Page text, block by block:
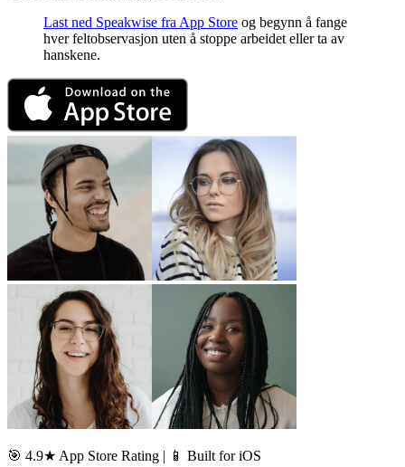
Last ned Speakwise fra App Store og begynn å fange
hver feltobservasjon uten å stoppe arbeidet eller ta av
hanskene.
🎯 4.9★ App Store Rating | 📱 Built for iOS